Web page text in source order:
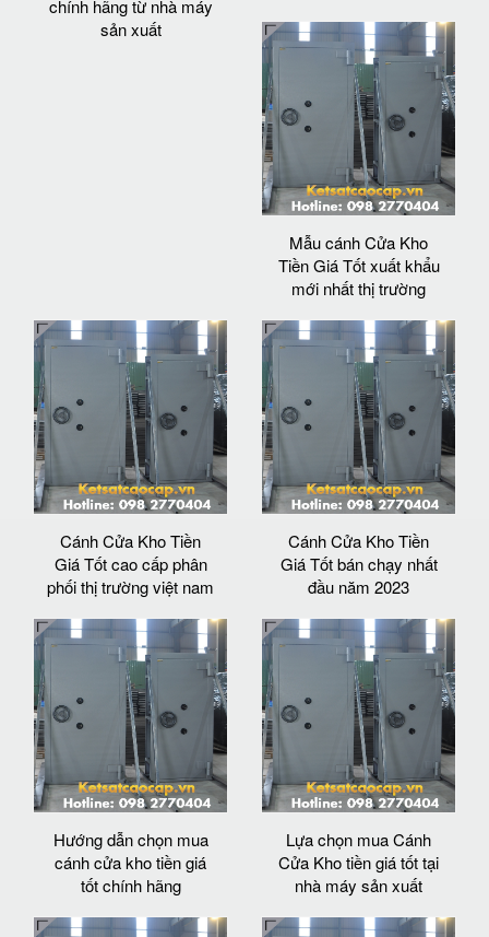
chính hãng từ nhà máy
sản xuất
Mẫu cánh Cửa Kho
Tiền Giá Tốt xuất khẩu
mới nhất thị trường
Cánh Cửa Kho Tiền
Giá Tốt cao cấp phân
phối thị trường việt nam
Cánh Cửa Kho Tiền
Giá Tốt bán chạy nhất
đầu năm 2023
Hướng dẫn chọn mua
cánh cửa kho tiền giá
tốt chính hãng
Lựa chọn mua Cánh
Cửa Kho tiền giá tốt tại
nhà máy sản xuất